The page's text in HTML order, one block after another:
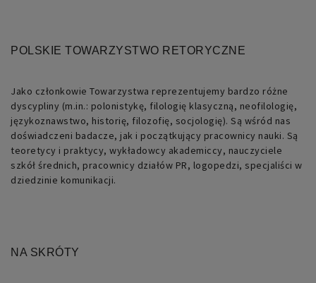
POLSKIE TOWARZYSTWO RETORYCZNE
Jako członkowie Towarzystwa reprezentujemy bardzo różne
dyscypliny (m.in.: polonistykę, filologię klasyczną, neofilologię,
językoznawstwo, historię, filozofię, socjologię). Są wśród nas
doświadczeni badacze, jak i początkujący pracownicy nauki. Są
teoretycy i praktycy, wykładowcy akademiccy, nauczyciele
szkół średnich, pracownicy działów PR, logopedzi, specjaliści w
dziedzinie komunikacji.
NA SKRÓTY